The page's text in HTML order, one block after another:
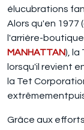
élucubrations
Alors qu'en 1977
l'arrière-
MANHATTAN), la
lorsqu'il revient
la Tet
Grâce aux